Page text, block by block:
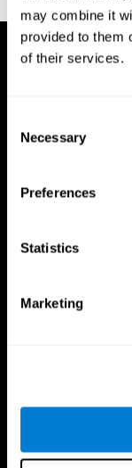
may combine it
provided to them
of their services.
Selection
Necessary
Preferences
Statistics
Marketing